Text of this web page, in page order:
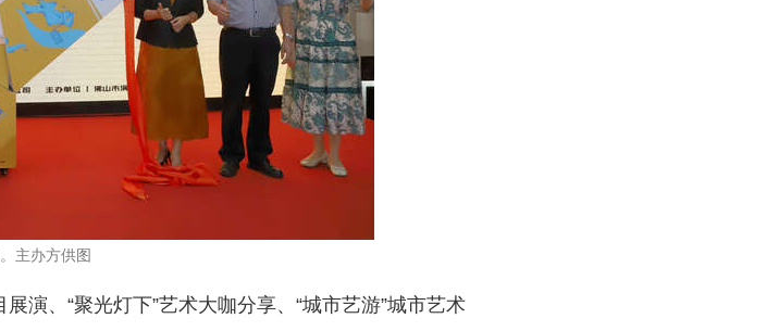
主办方供图
演、“聚光灯下”艺术大咖分享、“城市艺游”城市艺术